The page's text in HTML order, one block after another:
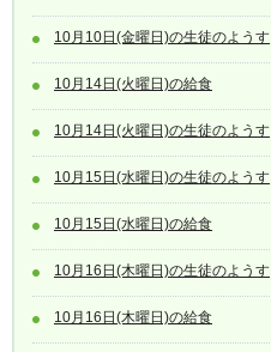
10月10日(金曜日)の生徒のようす
10月14日(火曜日)の給食
10月14日(火曜日)の生徒のようす
10月15日(水曜日)の生徒のようす
10月15日(水曜日)の給食
10月16日(木曜日)の生徒のようす
10月16日(木曜日)の給食